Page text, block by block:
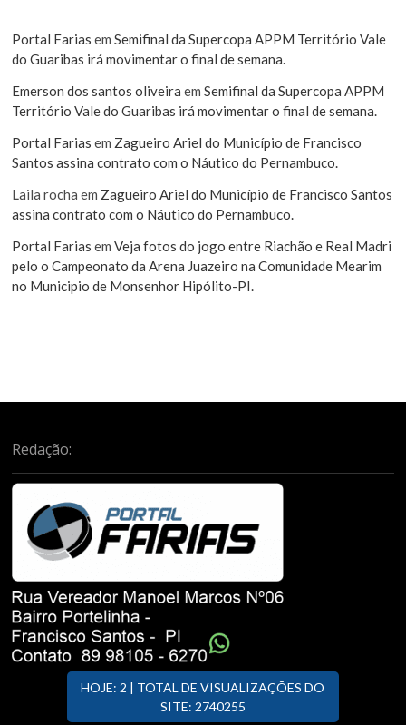
Portal Farias emSemifinal da Supercopa APPM Território Vale
do Guaribas irá movimentar o final de semana.
Emerson dos santos oliveira emSemifinal da Supercopa APPM
Território Vale do Guaribas irá movimentar o final de semana.
Portal Farias em Zagueiro Ariel do Município de Francisco
Santos assina contrato com o Náutico do Pernambuco.
Laila rocha em Zagueiro Ariel do Município de Francisco Santos
assina contrato com o Náutico do Pernambuco.
Portal Farias emVeja fotos do jogo entre Riachão e Real Madri
pelo o Campeonato da Arena Juazeiro na Comunidade Mearim
no Municipio de Monsenhor Hipólito-PI.
Redação:
HOJE: 2 | TOTAL DE VISUALIZAÇÕES DO
SITE: 2740255